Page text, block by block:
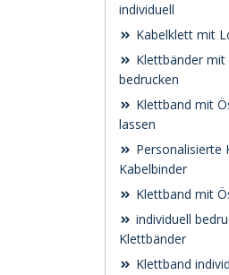
individuell
Kabelklett mit
Klettbänder
bedrucken
Klettband mit
lassen
Personalisierte
Kabelbinder
Klettband mit
individuell
Klettbänder
Klettband